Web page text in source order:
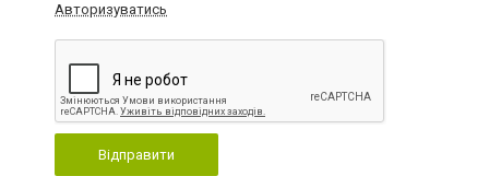
Авторизуватись
Відправити